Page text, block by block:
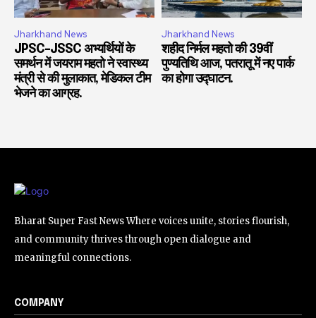
Jharkhand News
JPSC-JSSC अभ्यर्थियों के
समर्थन में जयराम महतो ने स्वास्थ्य
मंत्री से की मुलाकात, मेडिकल टीम
भेजने का आग्रह.
Jharkhand News
शहीद निर्मल महतो की 39वीं
पुण्यतिथि आज, पतरातू में नए पार्क
का होगा उद्घाटन.
Bharat Super Fast News Where voices unite, stories flourish,
and community thrives through open dialogue and
meaningful connections.
COMPANY